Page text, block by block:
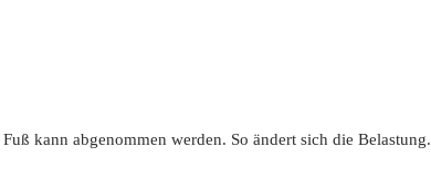
kann abgenommen werden. So ändert sich die